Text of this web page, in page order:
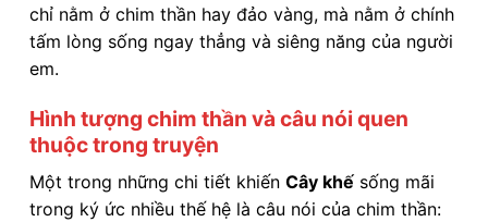
chỉ nằm ở chim thần hay đảo vàng, mà nằm ở chính
tấm lòng sống ngay thẳng và siêng năng của người
em.
Hình tượng chim thần và câu nói quen
thuộc trong truyện
Một trong những chi tiết khiến Cây khế sống mãi
trong ký ức nhiều thế hệ là câu nói của chim thần: